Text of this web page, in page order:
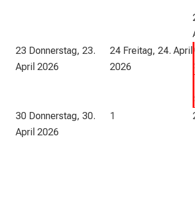
23 Donnerstag, 23.
April 2026
24 Freitag, 24. April
2026
30 Donnerstag, 30.
April 2026
1